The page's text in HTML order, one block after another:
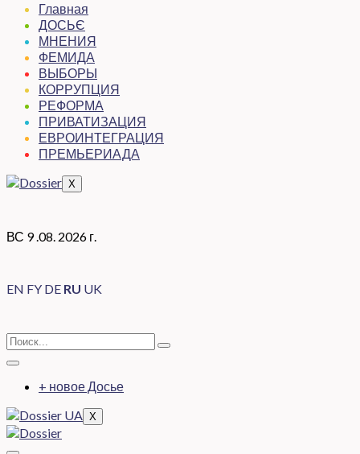
Главная
ДОСЬЄ
МНЕНИЯ
ФЕМИДА
ВЫБОРЫ
КОРРУПЦИЯ
РЕФОРМА
ПРИВАТИЗАЦИЯ
ЕВРОИНТЕГРАЦИЯ
ПРЕМЬЕРИАДА
X
ВС 9 .08. 2026 г.
EN FY DE RU UK
+ новое Досье
X